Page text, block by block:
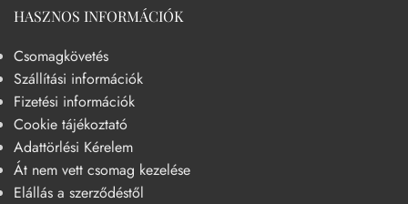
HASZNOS INFORMÁCIÓK
Csomagkövetés
Szállítási információk
Fizetési információk
Cookie tájékoztató
Adattörlési Kérelem
Át nem vett csomag kezelése
Elállás a szerződéstől